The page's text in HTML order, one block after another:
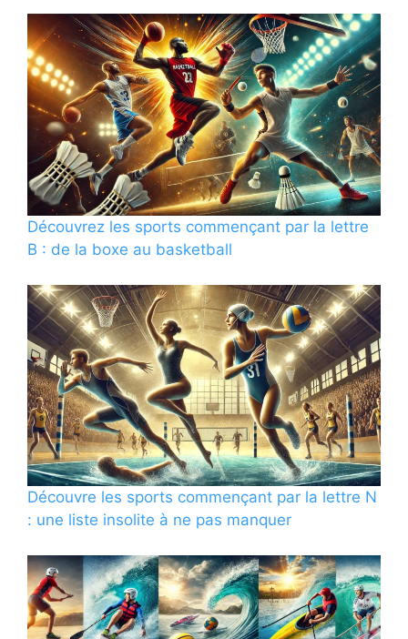
Découvrez les sports commençant par la lettre
B : de la boxe au basketball
Découvre les sports commençant par la lettre N
: une liste insolite à ne pas manquer